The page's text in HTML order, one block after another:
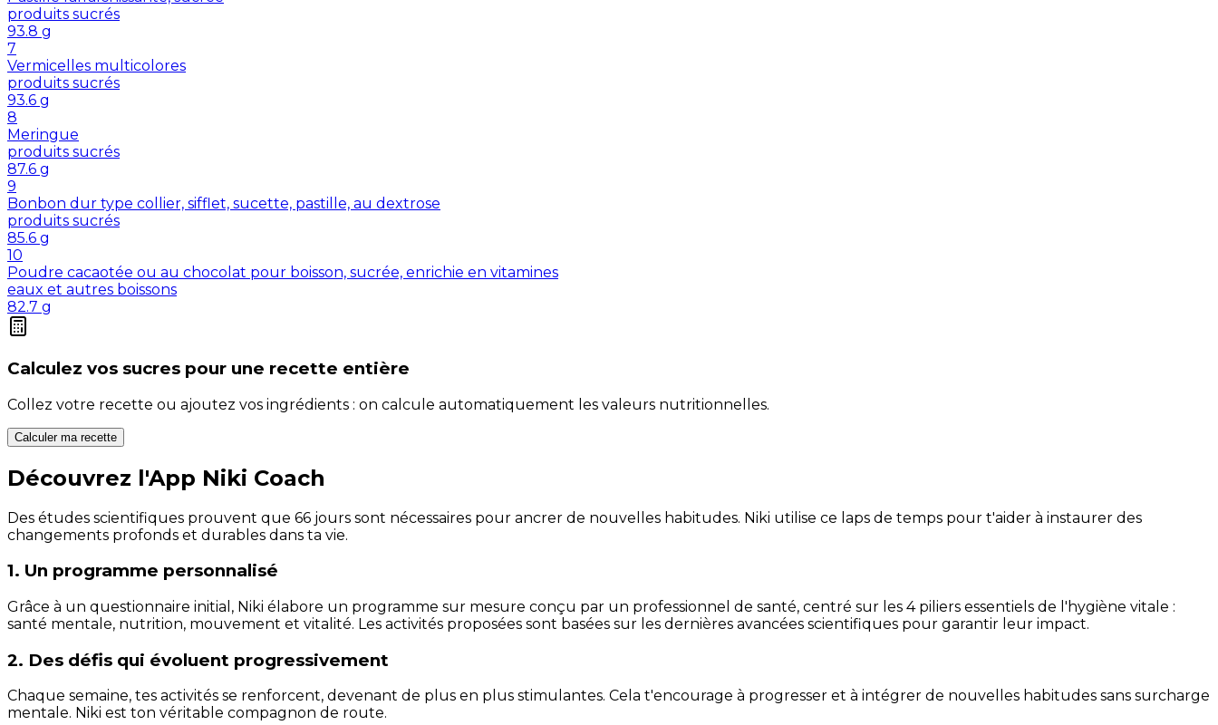
produits sucrés
93.8 g
7
Vermicelles multicolores
produits sucrés
93.6 g
8
Meringue
produits sucrés
87.6 g
9
Bonbon dur type collier, sifflet, sucette, pastille, au dextrose
produits sucrés
85.6 g
10
Poudre cacaotée ou au chocolat pour boisson, sucrée, enrichie en vitamines
eaux et autres boissons
82.7 g
Calculez vos sucres pour une recette entière
Collez votre recette ou ajoutez vos ingrédients : on calcule automatiquement les valeurs nutritionnelles.
Calculer ma recette
Découvrez l'App Niki Coach
Des études scientifiques prouvent que 66 jours sont nécessaires pour ancrer de nouvelles habitudes. Niki utilise ce laps de temps pour t'aider à instaurer des
changements profonds et durables dans ta vie.
1. Un programme personnalisé
Grâce à un questionnaire initial, Niki élabore un programme sur mesure conçu par un professionnel de santé, centré sur les 4 piliers essentiels de l'hygiène vitale :
santé mentale, nutrition, mouvement et vitalité. Les activités proposées sont basées sur les dernières avancées scientifiques pour garantir leur impact.
2. Des défis qui évoluent progressivement
Chaque semaine, tes activités se renforcent, devenant de plus en plus stimulantes. Cela t'encourage à progresser et à intégrer de nouvelles habitudes sans surcharge
mentale. Niki est ton véritable compagnon de route.